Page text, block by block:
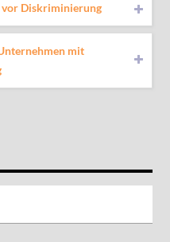
vor Diskriminierung
mit